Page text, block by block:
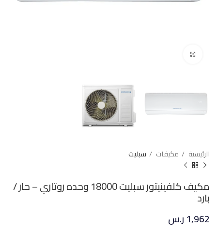
الرئيسية مكيفات سبليت
مكيف كلفينيتور سبليت 18000 وحده روتاري – حار /
بارد
1,962ر.س